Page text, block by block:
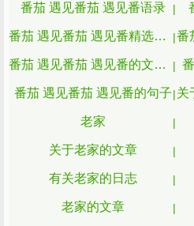
喷香的葱油拌面可以“嗦”
夏天的菜园就热闹了，
来了，荡着秋千；
苦瓜、黄瓜顶着它的小
豆角沿着竹竿已爬得老
红通通的番茄也正到了
番茄 遇见番茄 遇见番语录
番茄 遇见番茄 遇见番精选文章
番茄 遇见番茄 遇见番的文章和故事
番茄 遇见番茄 遇见番的句子
老家
关于老家的文章
有关老家的日志
老家的文章